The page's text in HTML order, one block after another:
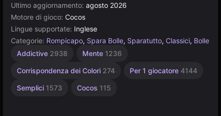
Ultimo aggiornamento: agosto 2026
Motore di gioco: Cocos
Lingue supportate: Inglese
Categorie: Rompicapo, Spara Bolle, Sparatutto, Classici, Bolle
Addictive 2938 Mente 1236
Corrispondenza dei Colori 274 Per 1 giocatore 4144
Semplici 1573 Cocos 115